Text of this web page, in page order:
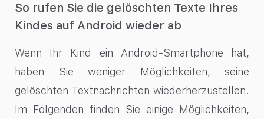
So rufen Sie die gelöschten Texte Ihres
Kindes auf Android wieder ab
Wenn Ihr Kind ein Android-Smartphone hat,
haben Sie weniger Möglichkeiten, seine
gelöschten Textnachrichten wiederherzustellen.
Im Folgenden finden Sie einige Möglichkeiten,